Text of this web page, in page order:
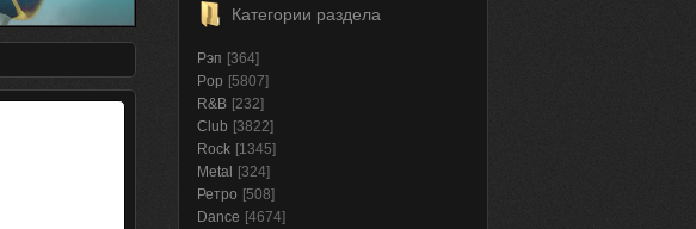
Категории раздела
Рэп [364]
Pop [5807]
R&B [232]
Club [3822]
Rock [1345]
Metal
[324]
Ретро [508]
Dance [4674]